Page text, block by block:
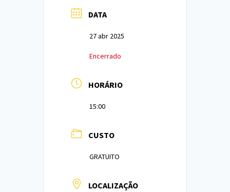
DATA
27 abr 2025
Encerrado
HORÁRIO
15:00
CUSTO
GRATUITO
LOCALIZAÇÃO